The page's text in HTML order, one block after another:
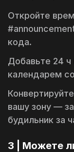
Откройте
кода.
Добавьте 24 ч
календарем
вашу зону —
будильник за
3 | Можете